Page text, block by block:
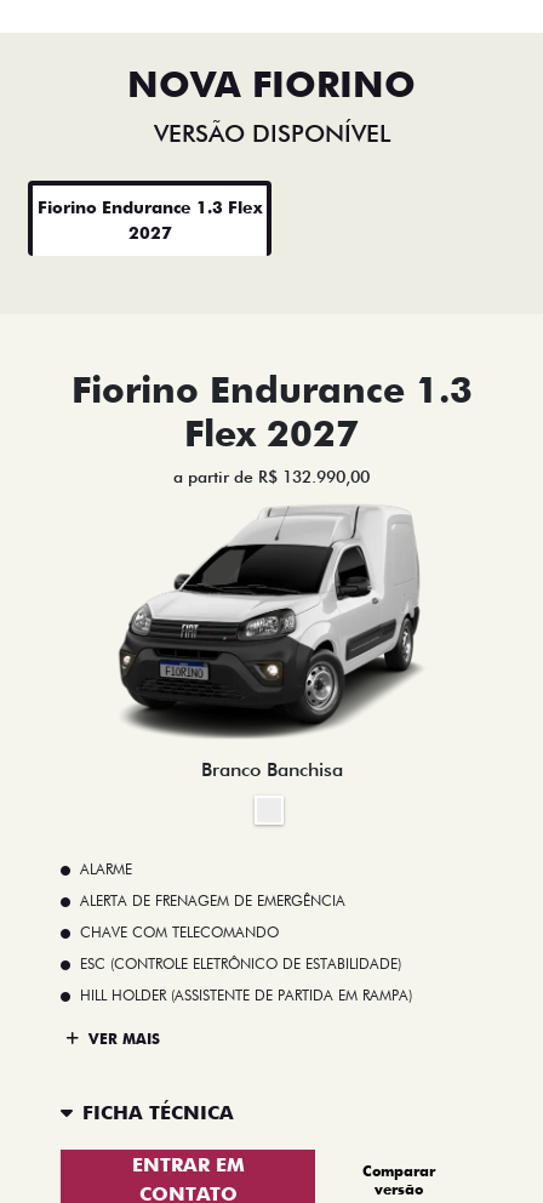
NOVA FIORINO
VERSÃO DISPONÍVEL
Fiorino Endurance 1.3 Flex
2027
Fiorino Endurance 1.3
Flex 2027
a partir de R$ 132.990,00
Branco Banchisa
ALARME
ALERTA DE FRENAGEM DE EMERGÊNCIA
CHAVE COM TELECOMANDO
ESC (CONTROLE ELETRÔNICO DE ESTABILIDADE)
HILL HOLDER (ASSISTENTE DE PARTIDA EM RAMPA)
VER MAIS
FICHA TÉCNICA
ENTRAR EM
CONTATO
Comparar
versão